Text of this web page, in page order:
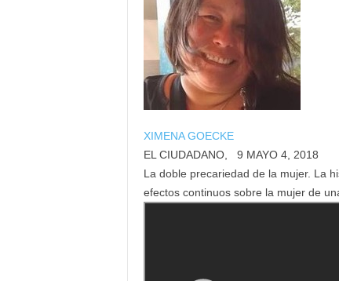
XIMENA GOECKE
EL CIUDADANO, 9 MAYO 4, 2018
La doble precariedad de la mujer. La
efectos continuos sobre la mujer de